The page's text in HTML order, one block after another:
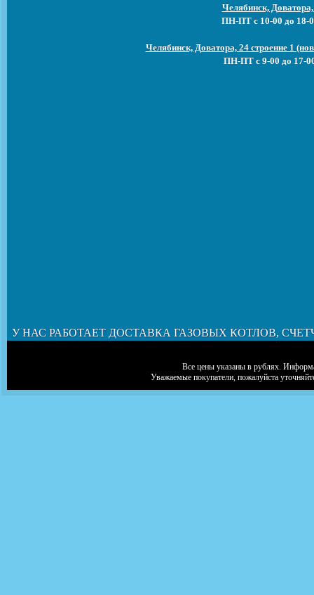
Челябинск,
ПН-ПТ с 10-00 до 18-
Челябинск, Доватора, 24 строение 1
ПН-ПТ с 9-00 до 17-
У НАС РАБОТАЕТ ДОСТАВКА ГАЗОВЫХ КОТЛОВ,
Все цены указаны в рублях.
Уважаемые покупатели, пожалуйста